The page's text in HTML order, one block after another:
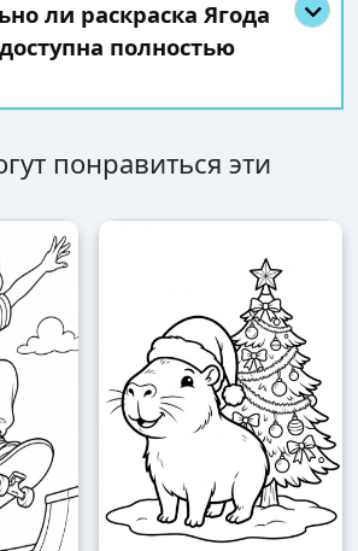
ли раскраска Ягода
полностью
понравиться эти